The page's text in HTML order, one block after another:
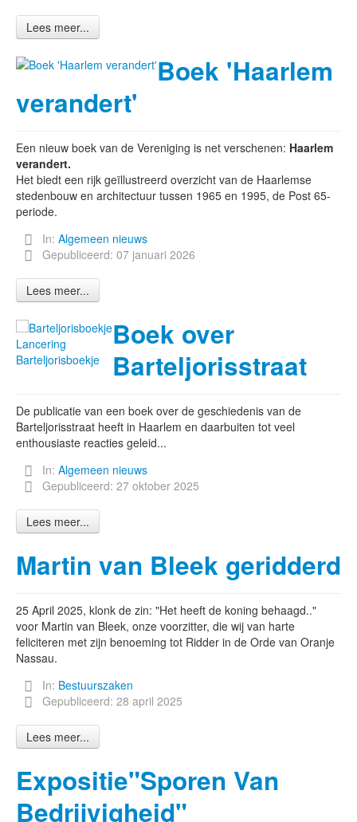
Lees meer...
Boek 'Haarlem
verandert'
Een nieuw boek van de Vereniging is net verschenen: Haarlem
verandert.
Het biedt een rijk geïllustreerd overzicht van de Haarlemse
stedenbouw en architectuur tussen 1965 en 1995, de Post 65-
periode.
In: Algemeen nieuws
Gepubliceerd: 07 januari 2026
Lees meer...
Lancering
Barteljorisboekje
Boek over
Barteljorisstraat
De publicatie van een boek over de geschiedenis van de
Barteljorisstraat heeft in Haarlem en daarbuiten tot veel
enthousiaste reacties geleid...
In: Algemeen nieuws
Gepubliceerd: 27 oktober 2025
Lees meer...
Martin van Bleek geridderd
25 April 2025, klonk de zin: "Het heeft de koning behaagd.."
voor Martin van Bleek, onze voorzitter, die wij van harte
feliciteren met zijn benoeming tot Ridder in de Orde van Oranje
Nassau.
In: Bestuurszaken
Gepubliceerd: 28 april 2025
Lees meer...
Expositie"Sporen Van
Bedrijvigheid"